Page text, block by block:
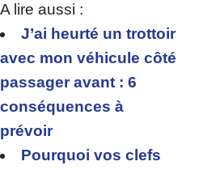
A lire aussi :
J’ai heurté un trottoir
avec mon véhicule côté
passager avant : 6
conséquences à
prévoir
Pourquoi vos clefs